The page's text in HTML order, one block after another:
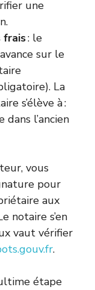
une
frais: le
sur le
La
s’élève à :
l’ancien
vous
pour
aux
notaire s’en
vaut vérifier
.
étape